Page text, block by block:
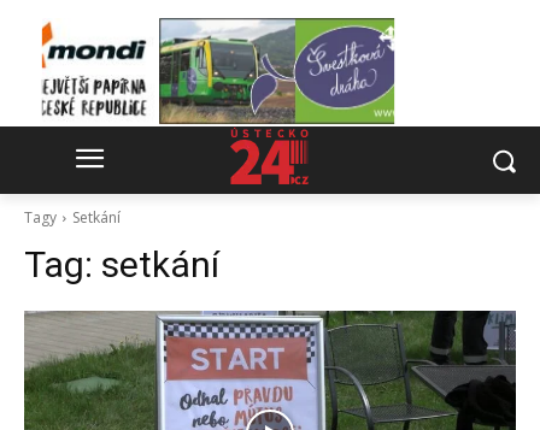
Tagy Setkání
Tag: setkání